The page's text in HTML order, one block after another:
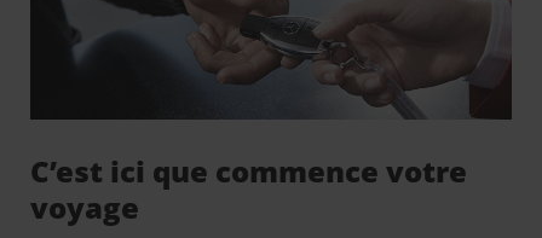
C’est ici que commence votre
voyage